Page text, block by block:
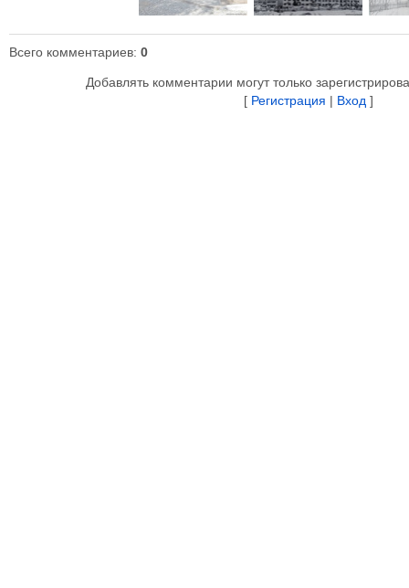
Всего комментариев: 0
Добавлять комментарии могут только
[ Регистрация | Вход]